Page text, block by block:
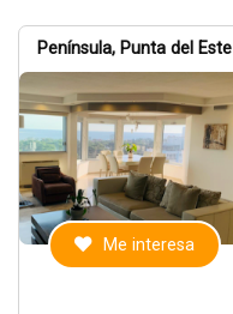
Península, Punta del Este
Me interesa